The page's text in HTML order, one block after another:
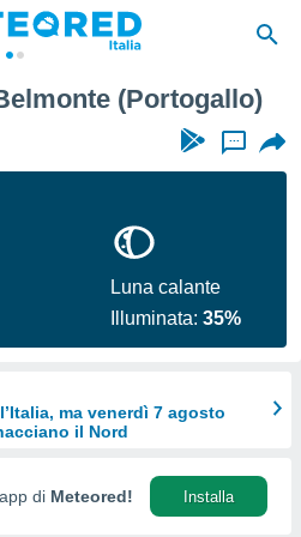
(Portogallo)
...
Luna calante
Illuminata:35%
ma venerdì 7 agosto
il Nord
di Meteored! Installa